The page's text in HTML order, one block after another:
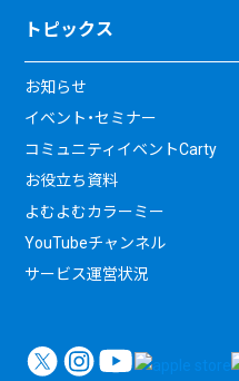
トピックス
お知らせ
イベント・セミナー
コミュニティイベントCarty
お役立ち資料
よむよむカラーミー
YouTubeチャンネル
サービス運営状況